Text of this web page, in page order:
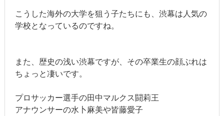
こうした海外の大学を狙う子たちにも、渋幕は人気の
学校となっているのですね。
また、歴史の浅い渋幕ですが、その卒業生の顔ぶれは
ちょっと凄いです。
プロサッカー選手の田中マルクス闘莉王
アナウンサーの水卜麻美や皆藤愛子